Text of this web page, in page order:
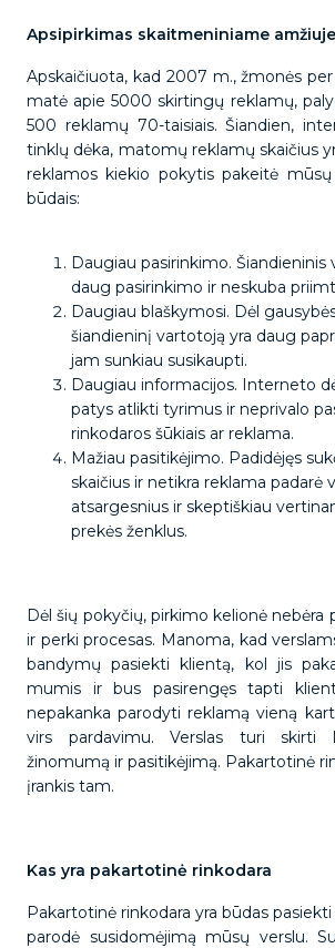
Apsipirkimas skaitmeniniame amžiuje
Apskaičiuota, kad 2007 m., žmonės
matė apie 5000 skirtingų reklamų,
500 reklamų 70-taisiais. Šiandien,
tinklų dėka, matomų reklamų skaičius
reklamos kiekio pokytis pakeitė
būdais:
Daugiau pasirinkimo. Šiandieninis
daug pasirinkimo ir neskuba
Daugiau blaškymosi. Dėl
šiandieninį vartotoją yra daug
jam sunkiau susikaupti.
Daugiau informacijos. Interneto
patys atlikti tyrimus ir neprivalo
rinkodaros šūkiais ar reklama.
Mažiau pasitikėjimo. Padidėjęs
skaičius ir netikra reklama padarė
atsargesnius ir skeptiškiau
prekės ženklus.
Dėl šių pokyčių, pirkimo kelionė nebėra
ir perki procesas. Manoma, kad
bandymų pasiekti klientą, kol jis
mumis ir bus pasirengęs tapti
nepakanka parodyti reklamą vieną
virs pardavimu. Verslas turi skirti
žinomumą ir pasitikėjimą. Pakartotinė
įrankis tam.
Kas yra pakartotinė rinkodara
Pakartotinė rinkodara yra būdas
parodė susidomėjimą mūsų verslu.